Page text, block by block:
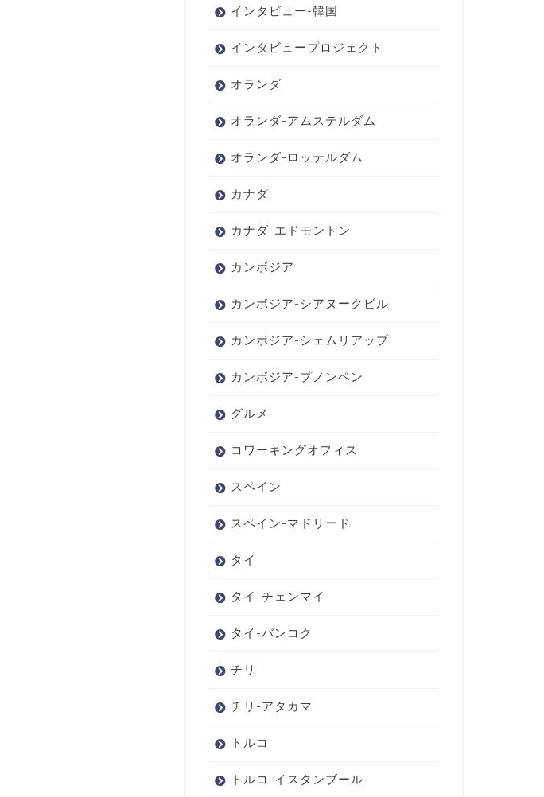
インタビュー-韓国
インタビュープロジェクト
オランダ
オランダ-アムステルダム
オランダ-ロッテルダム
カナダ
カナダ-エドモントン
カンボジア
カンボジア-シアヌークビル
カンボジア-シェムリアップ
カンボジア-プノンペン
グルメ
コワーキングオフィス
スペイン
スペイン-マドリード
タイ
タイ-チェンマイ
タイ-バンコク
チリ
チリ-アタカマ
トルコ
トルコ-イスタンブール